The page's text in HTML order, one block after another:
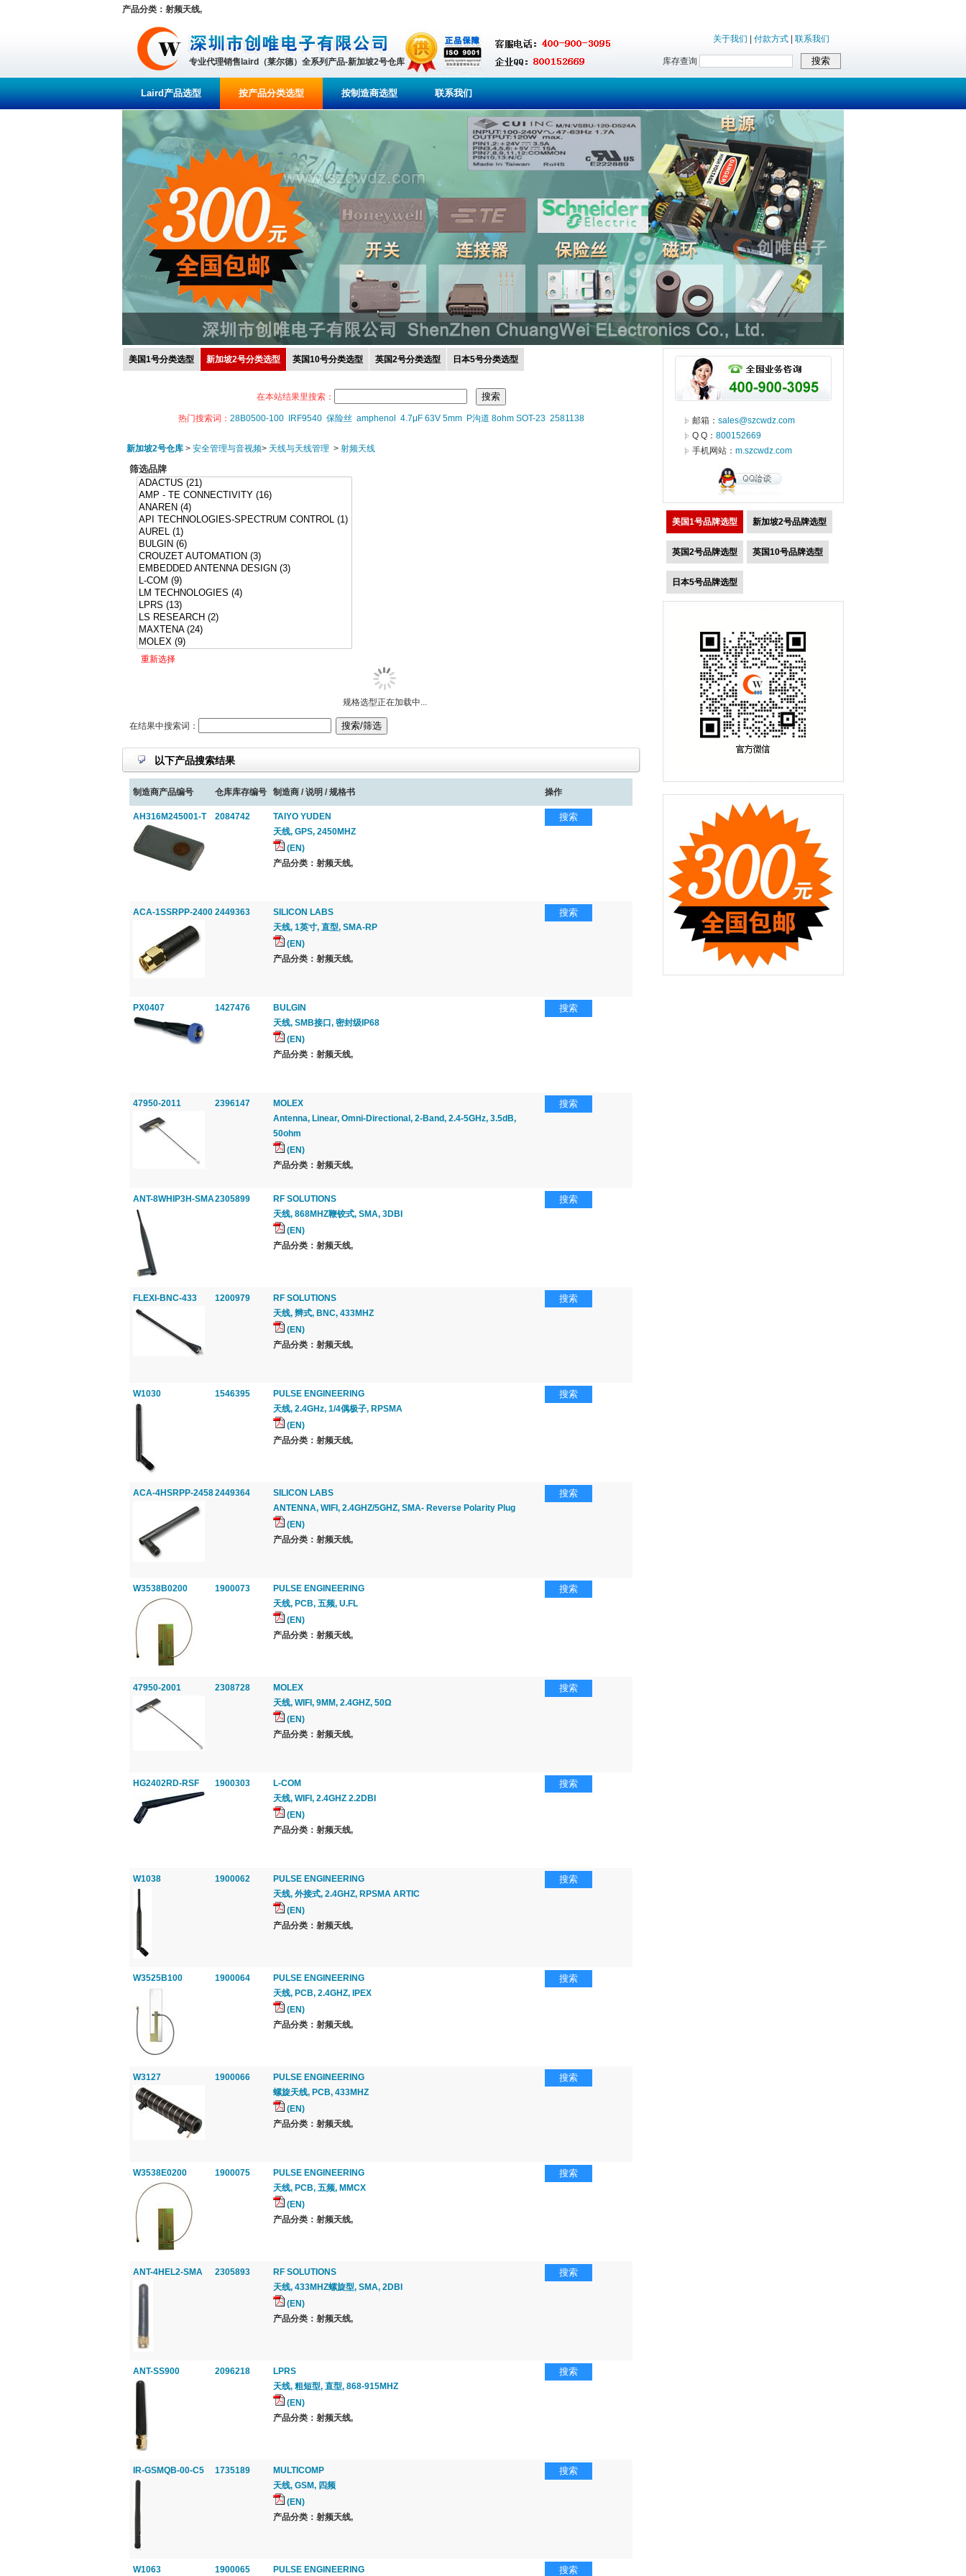
产品分类：射频天线,
专业代理销售laird（莱尔德）全系列产品-新加坡2号仓库
关于我们 付款方式 联系我们
库存查询
Laird产品选型 按产品分类选型 按制造商选型 联系我们
美国1号分类选型 新加坡2号分类选型 英国10号分类选型 英国2号分类选型 日本5号分类选型
在本站结果里搜索：
热门搜索词： 28B0500-100 IRF9540 保险丝 amphenol 4.7μF 63V 5mm P沟道 8ohm SOT-23 2581138
新加坡2号仓库 > 安全管理与音视频> 天线与天线管理 > 射频天线
筛选品牌
重新选择
规格选型正在加载中...
在结果中搜索词：
以下产品搜索结果
制造商产品编号 仓库库存编号 制造商 / 说明 / 规格书 操作
AH316M245001-T 2084742
TAIYO YUDEN
天线, GPS, 2450MHZ
(EN)
产品分类：射频天线,
搜索
ACA-1SSRPP-2400 2449363
SILICON LABS
天线, 1英寸, 直型, SMA-RP
(EN)
产品分类：射频天线,
搜索
PX0407 1427476
BULGIN
天线, SMB接口, 密封级IP68
(EN)
产品分类：射频天线,
搜索
47950-2011 2396147
MOLEX
Antenna, Linear, Omni-Directional, 2-Band, 2.4-5GHz, 3.5dB,
50ohm
(EN)
产品分类：射频天线,
搜索
ANT-8WHIP3H-SMA2305899
RF SOLUTIONS
天线, 868MHZ鞭铰式, SMA, 3DBI
(EN)
产品分类：射频天线,
搜索
FLEXI-BNC-433 1200979
RF SOLUTIONS
天线, 辫式, BNC, 433MHZ
(EN)
产品分类：射频天线,
搜索
W1030 1546395
PULSE ENGINEERING
天线, 2.4GHz, 1/4偶极子, RPSMA
(EN)
产品分类：射频天线,
搜索
ACA-4HSRPP-24582449364
SILICON LABS
ANTENNA, WIFI, 2.4GHZ/5GHZ, SMA- Reverse Polarity Plug
(EN)
产品分类：射频天线,
搜索
W3538B0200 1900073
PULSE ENGINEERING
天线, PCB, 五频, U.FL
(EN)
产品分类：射频天线,
搜索
47950-2001 2308728
MOLEX
天线, WIFI, 9MM, 2.4GHZ, 50Ω
(EN)
产品分类：射频天线,
搜索
HG2402RD-RSF 1900303
L-COM
天线, WIFI, 2.4GHZ 2.2DBI
(EN)
产品分类：射频天线,
搜索
W1038 1900062
PULSE ENGINEERING
天线, 外接式, 2.4GHZ, RPSMA ARTIC
(EN)
产品分类：射频天线,
搜索
W3525B100 1900064
PULSE ENGINEERING
天线, PCB, 2.4GHZ, IPEX
(EN)
产品分类：射频天线,
搜索
W3127 1900066
PULSE ENGINEERING
螺旋天线, PCB, 433MHZ
(EN)
产品分类：射频天线,
搜索
W3538E0200 1900075
PULSE ENGINEERING
天线, PCB, 五频, MMCX
(EN)
产品分类：射频天线,
搜索
ANT-4HEL2-SMA 2305893
RF SOLUTIONS
天线, 433MHZ螺旋型, SMA, 2DBI
(EN)
产品分类：射频天线,
搜索
ANT-SS900 2096218
LPRS
天线, 粗短型, 直型, 868-915MHZ
(EN)
产品分类：射频天线,
搜索
IR-GSMQB-00-C5 1735189
MULTICOMP
天线, GSM, 四频
(EN)
产品分类：射频天线,
搜索
W1063 1900065 PULSE ENGINEERING 搜索
邮箱： sales@szcwdz.com
Q Q： 800152669
手机网站： m.szcwdz.com
美国1号品牌选型 新加坡2号品牌选型
英国2号品牌选型 英国10号品牌选型
日本5号品牌选型